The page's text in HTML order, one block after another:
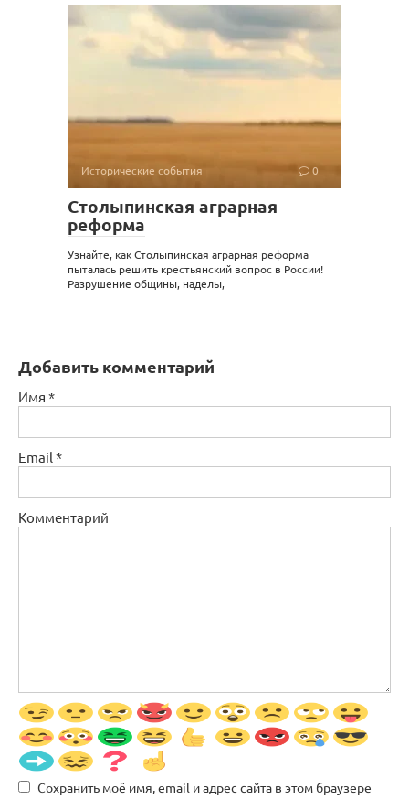
Исторические события 0
Столыпинская аграрная
реформа
Узнайте, как Столыпинская аграрная реформа
пыталась решить крестьянский вопрос в России!
Разрушение общины, наделы,
Добавить комментарий
Имя *
Email *
Комментарий
Сохранить моё имя, email и адрес сайта в этом браузере